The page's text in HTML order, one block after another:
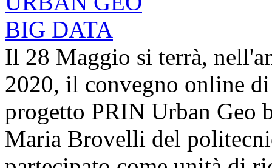
Il 28 Maggio si terrà,
2020, il convegno online
progetto PRIN Urban Geo
Maria Brovelli del